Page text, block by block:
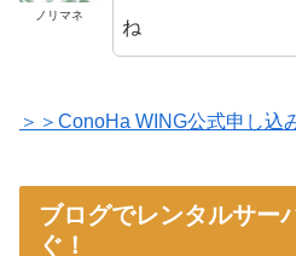
ノリマネ
ね
＞＞ConoHa WING公式申し込
ブログでレンタルサー
ぐ！